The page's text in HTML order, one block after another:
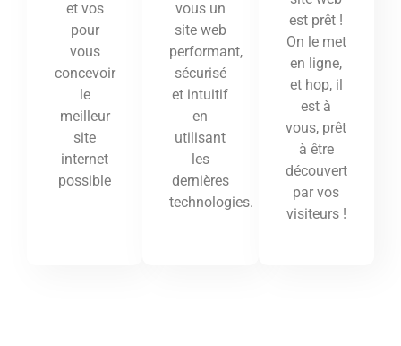
et vos
pour
vous
concevoir
le
meilleur
site
internet
possible
vous un
site web
performant,
sécurisé
et intuitif
en
utilisant
les
dernières
technologies.
est prêt !
On le met
en ligne,
et hop, il
est à
vous, prêt
à être
découvert
par vos
visiteurs !